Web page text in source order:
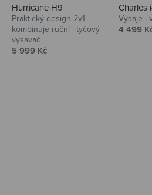
Hurricane H9
Praktický design 2v1
kombinuje ruční i tyčový
vysavač
Prodejní cena
5 999 Kč
Charles
Vysaje i
Prodejní
4 499
Audio
Niceboy sluchátka a repráky ti
do noty.